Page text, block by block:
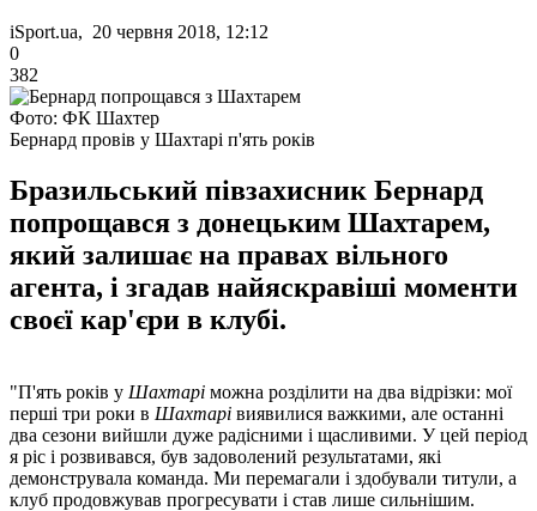
iSport.ua, 20 червня 2018, 12:12
0
382
Фото: ФК Шахтер
Бернард провів у Шахтарі п'ять років
Бразильський півзахисник Бернард
попрощався з донецьким Шахтарем,
який залишає на правах вільного
агента, і згадав найяскравіші моменти
своєї кар'єри в клубі.
"П'ять років у Шахтарі можна розділити на два відрізки: мої
перші три роки в Шахтарі виявилися важкими, але останні
два сезони вийшли дуже радісними і щасливими. У цей період
я ріс і розвивався, був задоволений результатами, які
демонструвала команда. Ми перемагали і здобували титули, а
клуб продовжував прогресувати і став лише сильнішим.